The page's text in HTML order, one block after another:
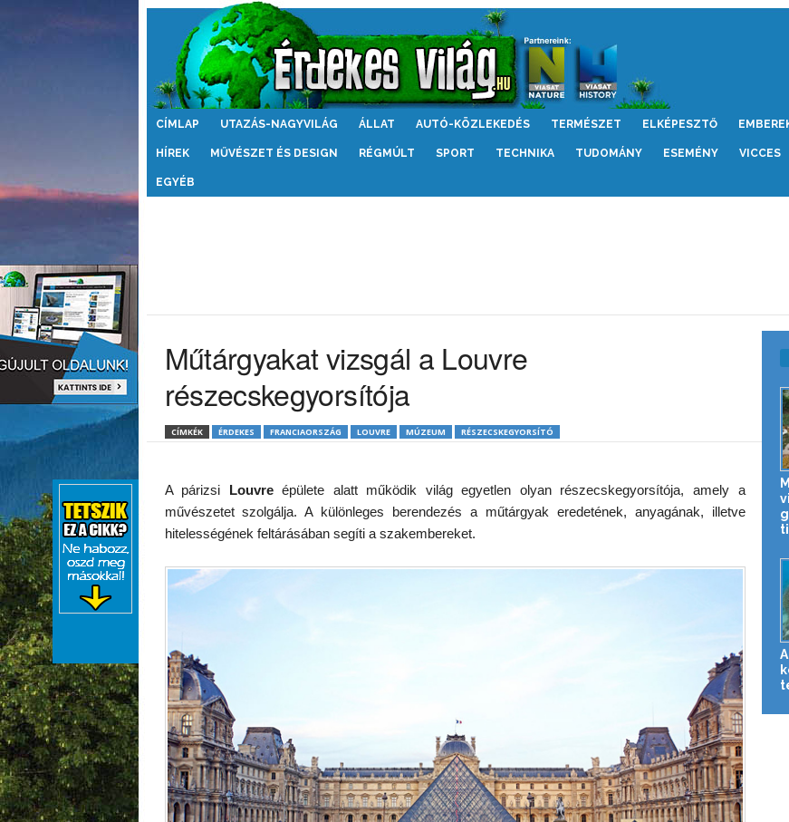
Érdekes
CÍMLAP UTAZÁS-NAGYVILÁG ÁLLAT AUTÓ-KÖZLEKEDÉS TERMÉSZET ELKÉPESZTŐ
HÍREK MŰVÉSZET ÉS DESIGN RÉGMÚLT SPORT TECHNIKA TUDOMÁNY ESEMÉNY VICCES
EGYÉB
Műtárgyakat vizsgál a Louvre
részecskegyorsítója
CÍMKÉK ÉRDEKES FRANCIAORSZÁG LOUVRE MÚZEUM RÉSZECSKEGYORSÍTÓ
A párizsi Louvreépülete alatt működik világ egyetlen olyan részecskegyorsítója, amely a
művészetet szolgálja. A különleges berendezés a műtárgyak eredetének, anyagának, illetve
hitelességének feltárásában segíti a szakembereket.